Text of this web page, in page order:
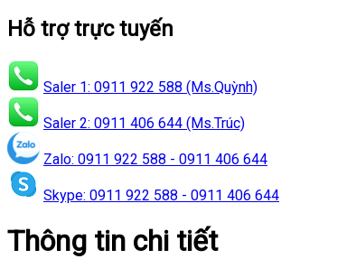
Hỗ trợ trực tuyến
Saler 1: 0911 922 588 (Ms.Quỳnh)
Saler 2: 0911 406 644 (Ms.Trúc)
Zalo: 0911 922 588 - 0911 406 644
Skype: 0911 922 588 - 0911 406 644
Thông tin chi tiết